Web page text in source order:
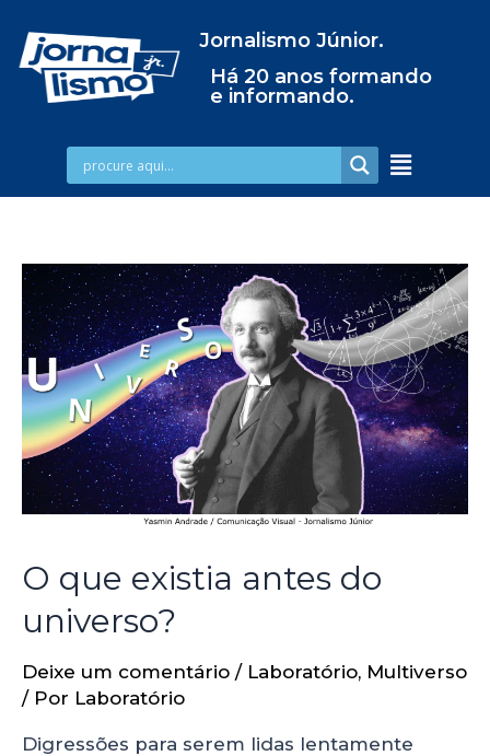
Jornalismo Júnior.
Há 20 anos formando
e informando.
O que existia antes do
universo?
Deixe um comentário / Laboratório, Multiverso
/ Por Laboratório
Digressões para serem lidas lentamente